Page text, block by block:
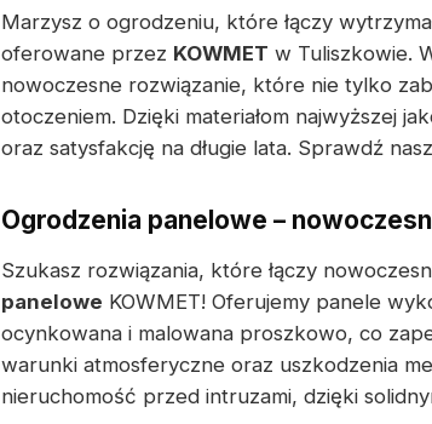
Marzysz o ogrodzeniu, które łączy
oferowane przez KOWMET w Tuliszkowie.
nowoczesne rozwiązanie, które nie tylko
otoczeniem. Dzięki materiałom najwyższej
oraz satysfakcję na długie lata. Sprawdź
Ogrodzenia panelowe –
Szukasz rozwiązania, które łączy
panelowe KOWMET! Oferujemy panele
ocynkowana i malowana proszkowo, co
warunki atmosferyczne oraz uszkodzenia
nieruchomość przed intruzami, dzięki